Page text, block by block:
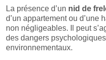
La présence d’un nid de
d’un appartement ou d’une
non négligeables. Il peut
des dangers
environnementaux.